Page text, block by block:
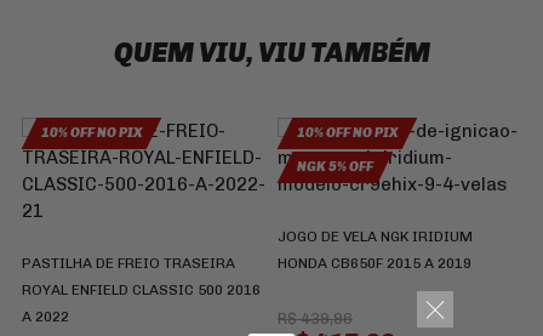
QUEM VIU, VIU TAMBÉM
10% OFF NO PIX
PASTILHA DE FREIO TRASEIRA
ROYAL ENFIELD CLASSIC 500 2016
A 2022
10% OFF NO PIX
NGK 5% OFF
JOGO DE VELA NGK IRIDIUM
HONDA CB650F 2015 A 2019
R$ 439,96